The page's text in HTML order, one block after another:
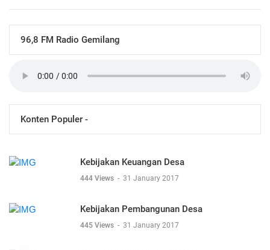
96,8 FM Radio Gemilang
Konten Populer -
Kebijakan Keuangan Desa
444 Views - 31 January 2017
Kebijakan Pembangunan Desa
445 Views - 31 January 2017